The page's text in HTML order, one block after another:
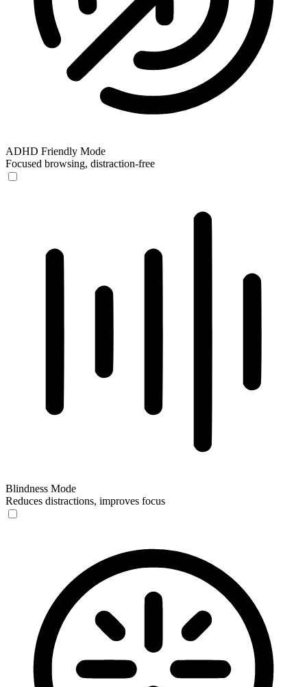
ADHD Friendly Mode
Focused browsing, distraction-free
Blindness Mode
Reduces distractions, improves focus